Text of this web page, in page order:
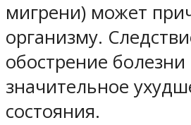
мигрени) может
организму.
обострение болезни
значительное
состояния.